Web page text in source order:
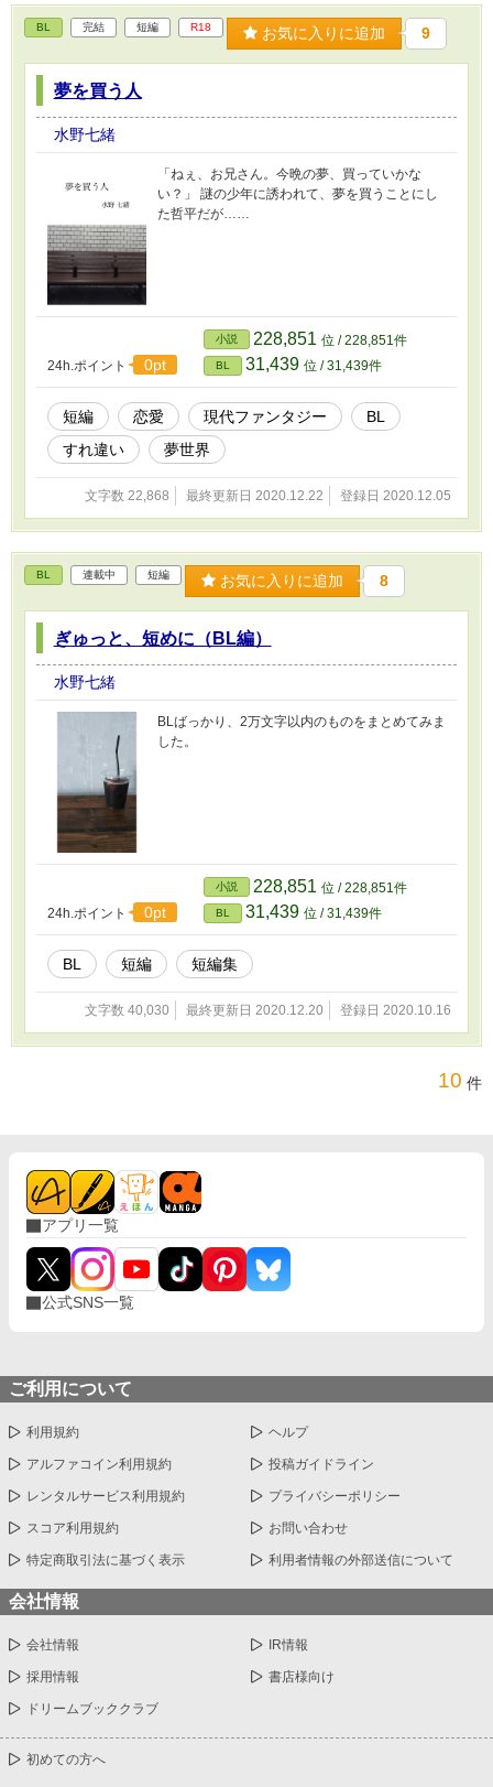
BL 完結 短編 R18 お気に入りに追加 9
夢を買う人
水野七緒
「ねぇ、お兄さん。今晩の夢、買っていかな
い？」 謎の少年に誘われて、夢を買うことにし
た哲平だが……
24h.ポイント 0pt
小説 228,851 位 / 228,851件
BL 31,439 位 / 31,439件
短編 恋愛 現代ファンタジー
BL
すれ違い
夢世界
文字数 22,868 最終更新日 2020.12.22 登録日 2020.12.05
BL 連載中 短編 お気に入りに追加 8
ぎゅっと、短めに（BL編）
水野七緒
BLばっかり、2万文字以内のものをまとめてみま
した。
24h.ポイント 0pt
小説 228,851 位 / 228,851件
BL 31,439 位 / 31,439件
BL 短編 短編集
文字数 40,030 最終更新日 2020.12.20 登録日 2020.10.16
10 件
アプリ一覧
公式SNS一覧
ご利用について
利用規約 ヘルプ
アルファコイン利用規約 投稿ガイドライン
レンタルサービス利用規約 プライバシーポリシー
スコア利用規約 お問い合わせ
特定商取引法に基づく表示 利用者情報の外部送信について
会社情報
会社情報 IR情報
採用情報 書店様向け
ドリームブッククラブ
初めての方へ